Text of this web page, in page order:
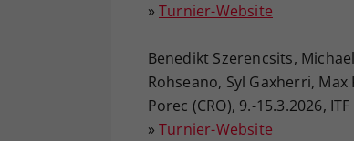
» Turnier-Website
Benedikt Szerencsits,
Rohseano, Syl Gaxherri,
Porec (CRO), 9.-15.3.2026,
» Turnier-Website